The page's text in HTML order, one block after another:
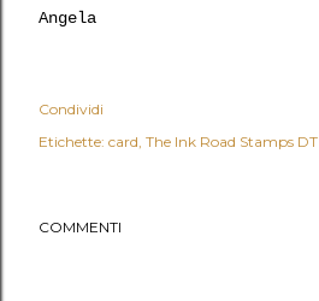
Angela
Condividi
Etichette: card The Ink Road Stamps DT
COMMENTI